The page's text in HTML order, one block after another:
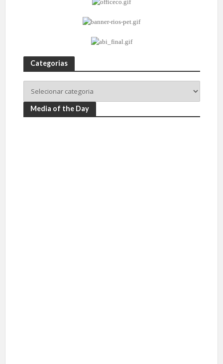
Categorias
Media of the Day